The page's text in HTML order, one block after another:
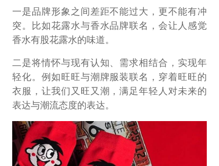
一是品牌形象之间差距不能过大，更不能有冲
突。比如花露水与香水品牌联名，会让人感觉
香水有股花露水的味道。
二是将情怀与现有认知、需求相结合，实现年
轻化。例如旺旺与潮牌服装联名，穿着旺旺的
衣服，让我们又旺又潮，满足年轻人对未来的
表达与潮流态度的表达。